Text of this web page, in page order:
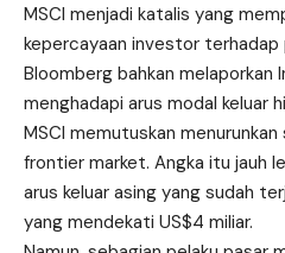
MSCI menjadi katalis yang
kepercayaan investor terhadap
Bloomberg bahkan melaporkan
menghadapi arus modal keluar
MSCI memutuskan
frontier market. Angka itu jauh
arus keluar asing yang sudah
yang mendekati US$4 miliar.